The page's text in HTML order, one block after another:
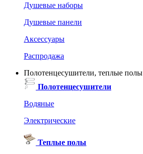
Душевые наборы
Душевые панели
Аксессуары
Распродажа
Полотенцесушители, теплые полы
Полотенцесушители
Водяные
Электрические
Теплые полы